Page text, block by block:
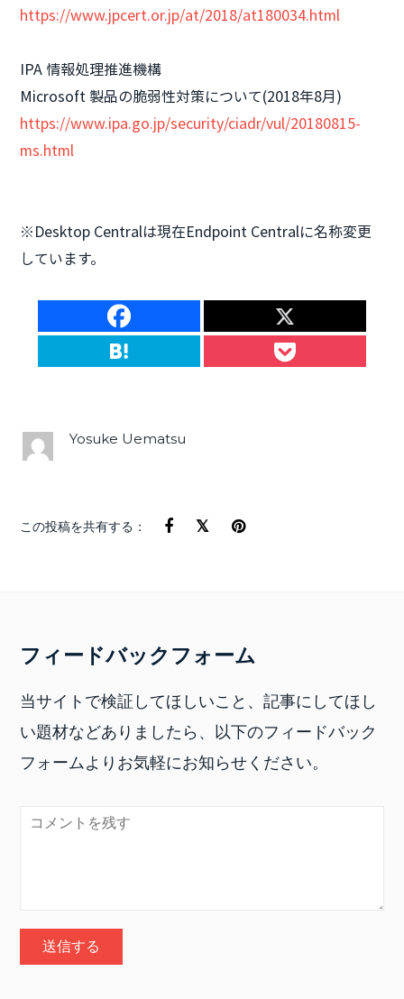
https://www.jpcert.or.jp/at/2018/at180034.html
IPA 情報処理推進機構
Microsoft 製品の脆弱性対策について(2018年8月)
https://www.ipa.go.jp/security/ciadr/vul/20180815-
ms.html
※Desktop Centralは現在Endpoint Centralに名称変更
しています。
Yosuke Uematsu
この投稿を共有する：
フィードバックフォーム
当サイトで検証してほしいこと、記事にしてほし
い題材などありましたら、以下のフィードバック
フォームよりお気軽にお知らせください。